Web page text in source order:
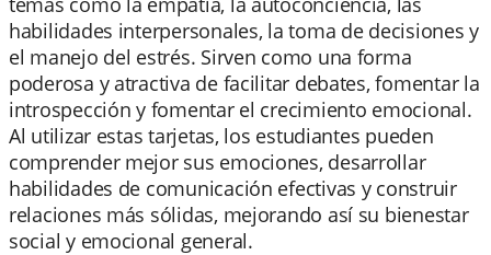
habilidades interpersonales, la toma de decisiones y
el manejo del estrés. Sirven como una forma
poderosa y atractiva de facilitar debates, fomentar la
introspección y fomentar el crecimiento emocional.
Al utilizar estas tarjetas, los estudiantes pueden
comprender mejor sus emociones, desarrollar
habilidades de comunicación efectivas y construir
relaciones más sólidas, mejorando así su bienestar
social y emocional general.